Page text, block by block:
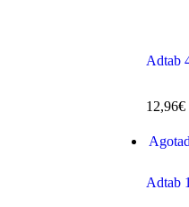
Adtab
12,96€
Adtab